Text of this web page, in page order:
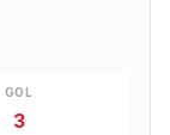
GOL
3